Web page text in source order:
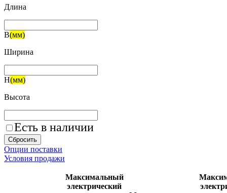
Длина
B(мм)
Ширина
H(мм)
Высота
Есть в наличии
Сбросить
Опции поставки
Условия продажи
Максимальный
электрический